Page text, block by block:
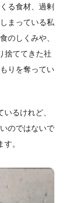
る食材、過剰
まっている私
のしくみや、
捨ててきた社
りを奪ってい
るけれど、
のではないで
。